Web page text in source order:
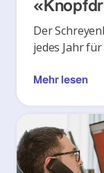
Der
jedes Jahr
Mehr lesen